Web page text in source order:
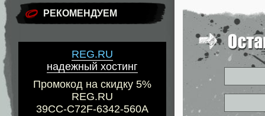
РЕКОМЕНДУЕМ
REG.RU
надежный хостинг
Промокод на скидку 5%
REG.RU
39CC-C72F-6342-560A